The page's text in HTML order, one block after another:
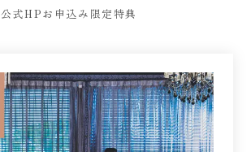
公式HPお申込み限定特典